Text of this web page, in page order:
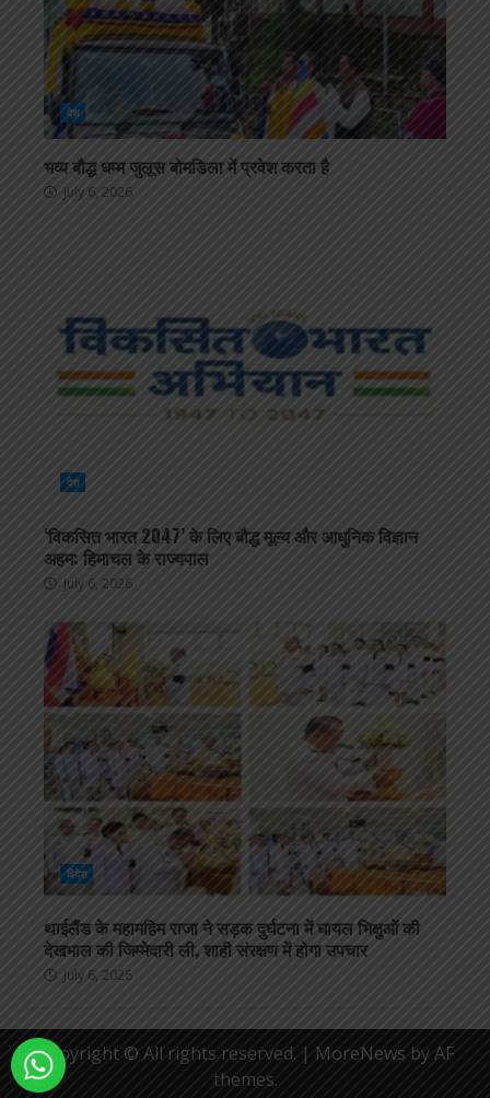
देश
भव्य बौद्ध धम्म जुलूस बोमडिला में प्रवेश करता है
July 6, 2026
देश
‘विकसित भारत 2047’ के लिए बौद्ध मूल्य और आधुनिक विज्ञान
अहम: हिमाचल के राज्यपाल
July 6, 2026
विदेश
थाईलैंड के महामहिम राजा ने सड़क दुर्घटना में घायल भिक्षुओं की
देखभाल की जिम्मेदारी ली, शाही संरक्षण में होगा उपचार
July 6, 2026
Copyright © All rights reserved. | MoreNews by AF
themes.